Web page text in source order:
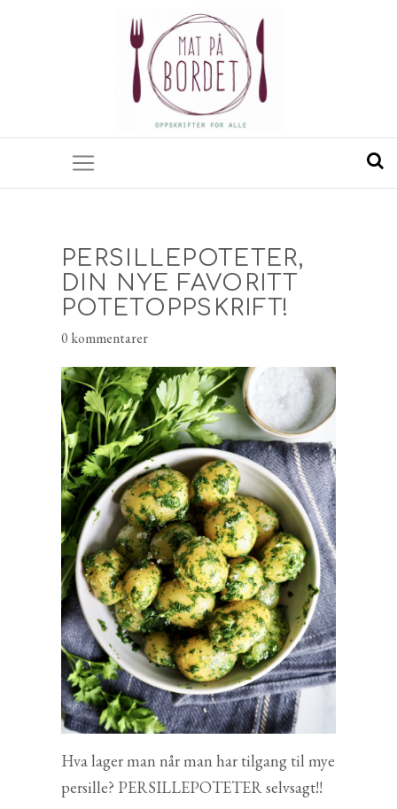
PERSILLEPOTETER,
DIN NYE FAVORITT
POTETOPPSKRIFT!
0 kommentarer
Hva lager man når man har tilgang til mye
persille? PERSILLEPOTETER selvsagt!!